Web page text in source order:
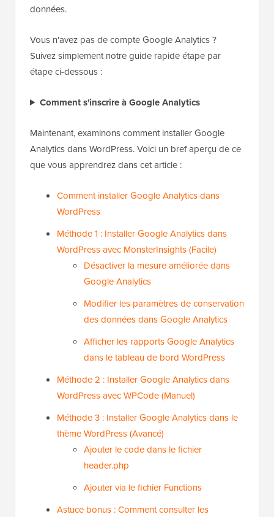
données.
Vous n'avez pas de compte Google Analytics ?
Suivez simplement notre guide rapide étape par
étape ci-dessous :
Comment s'inscrire à Google Analytics
Maintenant, examinons comment installer Google
Analytics dans WordPress. Voici un bref aperçu de ce
que vous apprendrez dans cet article :
Comment installer Google Analytics dans
WordPress
Méthode 1 : Installer Google Analytics dans
WordPress avec MonsterInsights (Facile)
Désactiver la mesure améliorée dans
Google Analytics
Modifier les paramètres de conservation
des données dans Google Analytics
Afficher les rapports Google Analytics
dans le tableau de bord WordPress
Méthode 2 : Installer Google Analytics dans
WordPress avec WPCode (Manuel)
Méthode 3 : Installer Google Analytics dans le
thème WordPress (Avancé)
Ajouter le code dans le fichier
header.php
Ajouter via le fichier Functions
Astuce bonus : Comment consulter les